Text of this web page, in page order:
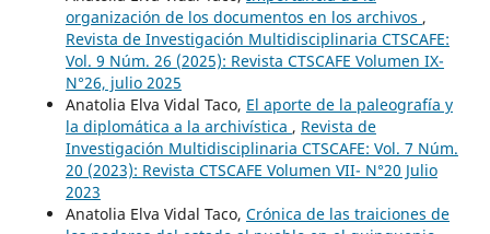
organización de los documentos en los archivos ,
Revista de Investigación Multidisciplinaria CTSCAFE:
Vol. 9 Núm. 26 (2025): Revista CTSCAFE Volumen IX-
N°26, julio 2025
Anatolia Elva Vidal Taco, El aporte de la paleografía y
la diplomática a la archivística , Revista de
Investigación Multidisciplinaria CTSCAFE: Vol. 7 Núm.
20 (2023): Revista CTSCAFE Volumen VII- N°20 Julio
2023
Anatolia Elva Vidal Taco, Crónica de las traiciones de